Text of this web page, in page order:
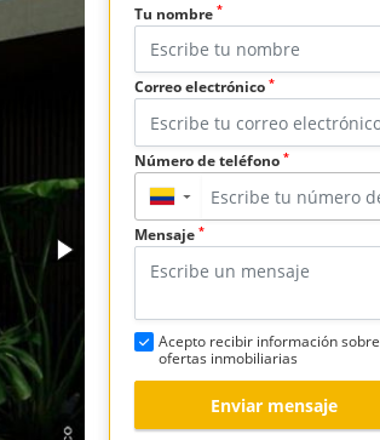
Tu nombre *
Correo electrónico *
Número de teléfono *
▼
Mensaje *
Acepto recibir información sobre
ofertas inmobiliarias
Enviar mensaje